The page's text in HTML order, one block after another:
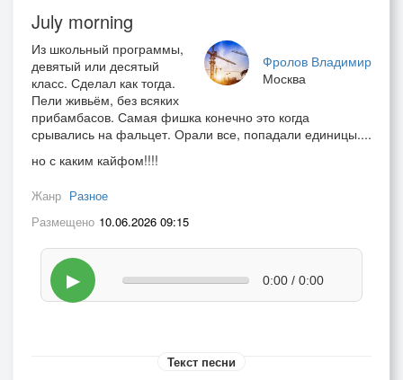
July morning
Фролов Владимир
Москва
Из школьный программы,
девятый или десятый
класс. Сделал как тогда.
Пели живьём, без всяких
прибамбасов. Самая фишка конечно это когда
срывались на фальцет. Орали все, попадали единицы....
но с каким кайфом!!!!
Жанр Разное
Размещено 10.06.2026 09:15
▶ 0:00 / 0:00
Текст песни